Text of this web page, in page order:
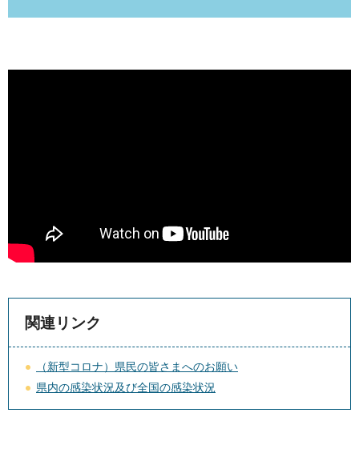
関連リンク
（新型コロナ）県民の皆さまへのお願い
県内の感染状況及び全国の感染状況